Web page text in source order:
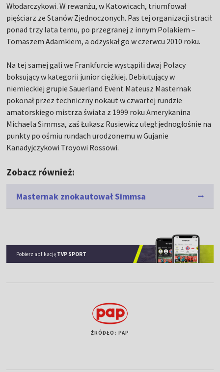
Włodarczykowi. W rewanżu, w Katowicach, triumfował
pięściarz ze Stanów Zjednoczonych. Pas tej organizacji stracił
ponad trzy lata temu, po przegranej z innym Polakiem –
Tomaszem Adamkiem, a odzyskał go w czerwcu 2010 roku.
Na tej samej gali we Frankfurcie wystąpili dwaj Polacy
boksujący w kategorii junior ciężkiej. Debiutujący w
niemieckiej grupie Sauerland Event Mateusz Masternak
pokonał przez techniczny nokaut w czwartej rundzie
amatorskiego mistrza świata z 1999 roku Amerykanina
Michaela Simmsa, zaś Łukasz Rusiewicz uległ jednogłośnie na
punkty po ośmiu rundach urodzonemu w Gujanie
Kanadyjczykowi Troyowi Rossowi.
Zobacz również:
Masternak znokautował Simmsa
Pobierz aplikację TVP SPORT
ŹRÓDŁO: PAP